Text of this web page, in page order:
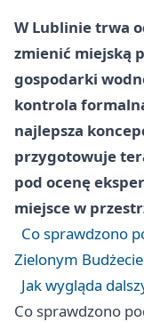
W Lublinie trwa
zmienić miejską
gospodarki
kontrola
najlepsza
przygotowuje
pod ocenę
miejsce w
Co sprawdzono
Zielonym Budżecie
Jak wygląda
Co sprawdzono